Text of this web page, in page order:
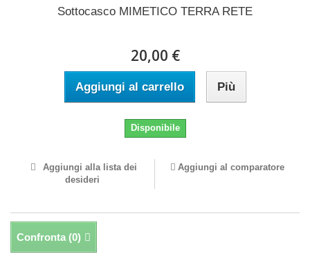
Sottocasco MIMETICO TERRA RETE
20,00 €
Aggiungi al carrello Più
Disponibile
Aggiungi alla lista dei
desideri
Aggiungi al comparatore
Confronta (0)